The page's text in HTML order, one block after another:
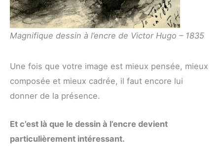
Magnifique dessin à l’encre de Victor Hugo – 1835
Une fois que votre image est mieux pensée, mieux
composée et mieux cadrée, il faut encore lui
donner de la présence.
Et c’est là que le dessin à l’encre devient
particulièrement intéressant.